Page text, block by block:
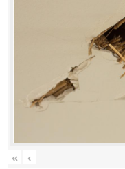
« ‹